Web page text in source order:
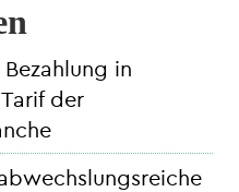
in
der